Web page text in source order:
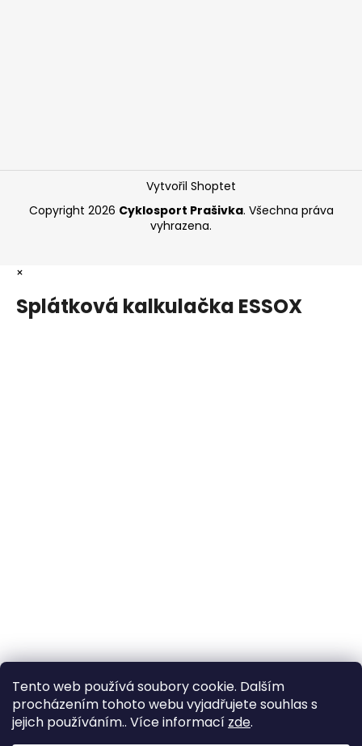
Tento web používá soubory cookie. Dalším
procházením tohoto webu vyjadřujete souhlas s
jejich používáním.. Více informací zde.
Vytvořil Shoptet
Copyright 2026 Cyklosport Prašivka. Všechna práva
vyhrazena.
×
Splátková kalkulačka ESSOX